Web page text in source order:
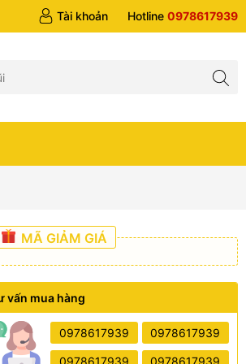
Tài khoản Hotline 0978617939
MÃ GIẢM GIÁ
vấn mua hàng
0978617939 0978617939
0978617939 0978617939